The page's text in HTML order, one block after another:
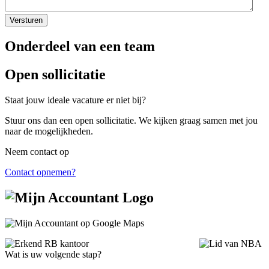
Onderdeel van een team
Open sollicitatie
Staat jouw ideale vacature er niet bij?
Stuur ons dan een open sollicitatie. We kijken graag samen met jou
naar de mogelijkheden.
Neem contact op
Contact opnemen?
Wat is uw volgende stap?